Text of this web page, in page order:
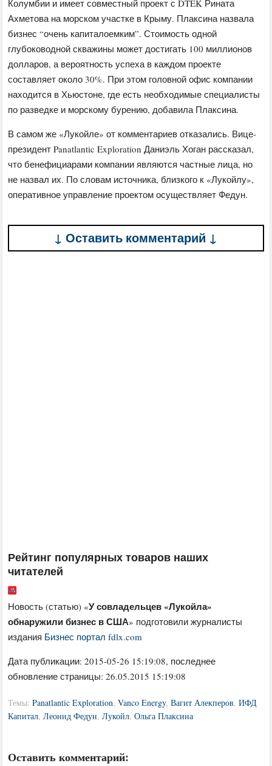
Колумбии и имеет совместный проект с DTEK Рината
Ахметова на морском участке в Крыму. Плаксина назвала
бизнес “очень капиталоемким”. Стоимость одной
глубоководной скважины может достигать 100 миллионов
долларов, а вероятность успеха в каждом проекте
составляет около 30%. При этом головной офис компании
находится в Хьюстоне, где есть необходимые специалисты
по разведке и морскому бурению, добавила Плаксина.
В самом же «Лукойле» от комментариев отказались. Вице-
президент Panatlantic Exploration Даниэль Хоган рассказал,
что бенефициарами компании являются частные лица, но
не назвал их. По словам источника, близкого к «Лукойлу»,
оперативное управление проектом осуществляет Федун.
↓ Оставить комментарий ↓
Рейтинг популярных товаров наших
читателей
Новость (статью) «У совладельцев «Лукойла»
обнаружили бизнес в США» подготовили журналисты
издания Бизнес портал fdlx.com
Дата публикации:2015-05-26 15:19:08, последнее
обновление страницы: 26.05.2015 15:19:08
Темы:Panatlantic Exploration,Vanco Energy,Вагит Алекперов,ИФД
Капитал,Леонид Федун,Лукойл,Ольга Плаксина
Оставить комментарий: